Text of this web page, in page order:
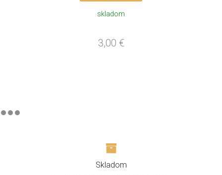
skladom
3,00 €
Skladom